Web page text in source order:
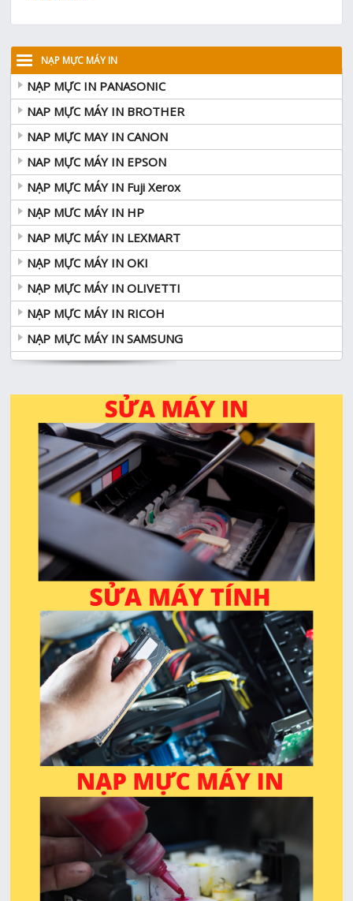
NẠP MỰC MÁY IN
NẠP MỰC IN PANASONIC
NAP MỰC MÁY IN BROTHER
NAP MỰC MAY IN CANON
NAP MỰC MÁY IN EPSON
NẠP MỰC MÁY IN Fuji Xerox
NẠP MƯC MÁY IN HP
NAP MỰC MÁY IN LEXMART
NẠP MỰC MÁY IN OKI
NẠP MỰC MÁY IN OLIVETTI
NẠP MỰC MÁY IN RICOH
NẠP MỰC MÁY IN SAMSUNG